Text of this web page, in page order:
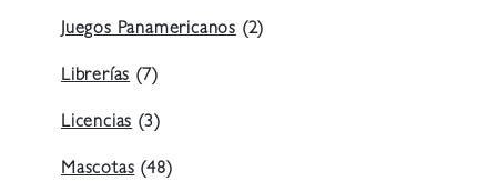
Juegos Panamericanos (2)
Librerías(7)
Licencias(3)
Mascotas(48)